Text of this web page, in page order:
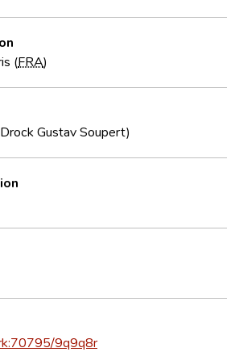
(FRA)
Gustav Soupert)
9q9q8r